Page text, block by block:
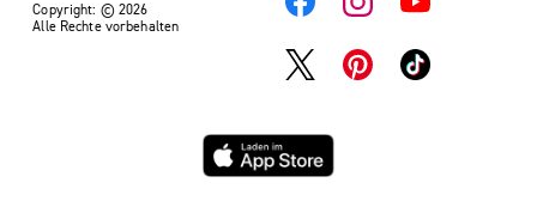
Copyright: © 2026
Alle Rechte vorbehalten